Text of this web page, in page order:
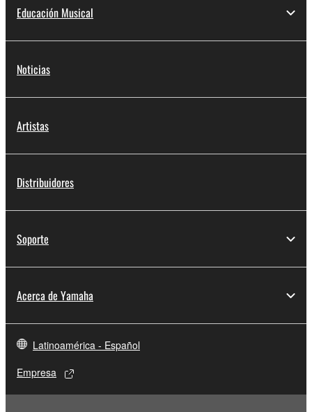
Educación Musical
Noticias
Artistas
Distribuidores
Soporte
Acerca de Yamaha
Latinoamérica - Español
Empresa